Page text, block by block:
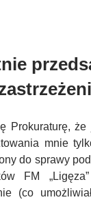
Prokuraturę,
mnie
do sprawy
FM
(co